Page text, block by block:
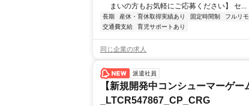
まいの方もお気軽にご応募ください】 セ...
長期 産休・育休取得実績あり 固定時間制 フルリ
交通費支給
育児サポートあり
同じ企業の求人
派遣社員
【新規開発中コンシューマーゲ
_LTCR547867_CP_CRG